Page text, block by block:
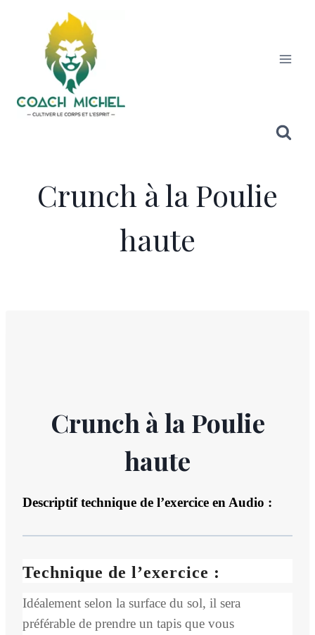
Crunch à la Poulie
haute
Crunch à la Poulie
haute
Descriptif technique de l’exercice en Audio :
Technique de l’exercice :
Idéalement selon la surface du sol, il sera
préférable de prendre un tapis que vous